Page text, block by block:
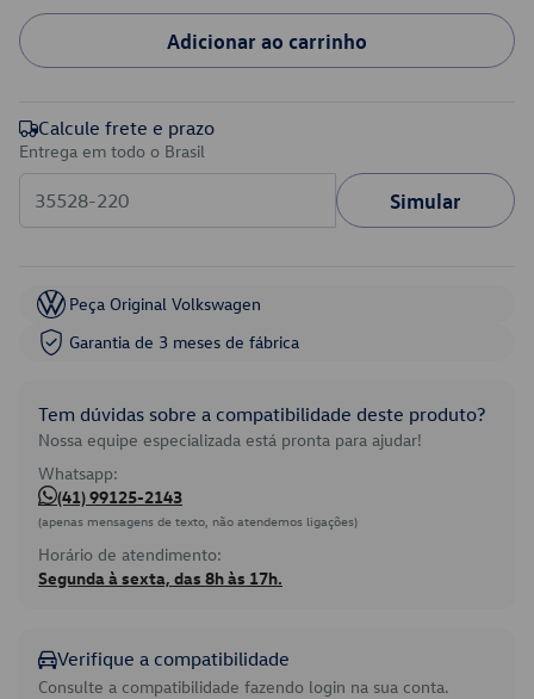
Adicionar ao carrinho
Calcule frete e prazo
Entrega em todo o Brasil
Simular
Peça Original Volkswagen
Garantia de 3 meses de fábrica
Tem dúvidas sobre a compatibilidade deste produto?
Nossa equipe especializada está pronta para ajudar!
Whatsapp:
(41) 99125-2143
(apenas mensagens de texto, não atendemos ligações)
Horário de atendimento:
Segunda à sexta, das 8h às 17h.
Verifique a compatibilidade
Consulte a compatibilidade fazendo login na sua conta.